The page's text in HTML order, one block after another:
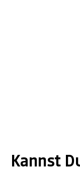
Kannst